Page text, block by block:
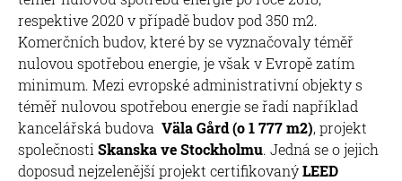
respektive 2020 v případě budov pod 350 m2.
Komerčních budov, které by se vyznačovaly téměř
nulovou spotřebou energie, je však v Evropě zatím
minimum. Mezi evropské administrativní objekty s
téměř nulovou spotřebou energie se řadí například
kancelářská budova Väla Gård (o 1 777 m2), projekt
společnosti Skanska ve Stockholmu. Jedná se o jejich
doposud nejzelenější projekt certifikovanýLEED